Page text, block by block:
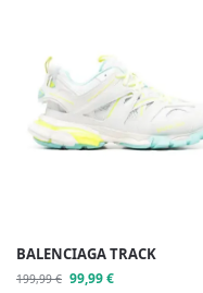
BALENCIAGA TRACK
199,99€ 99,99€